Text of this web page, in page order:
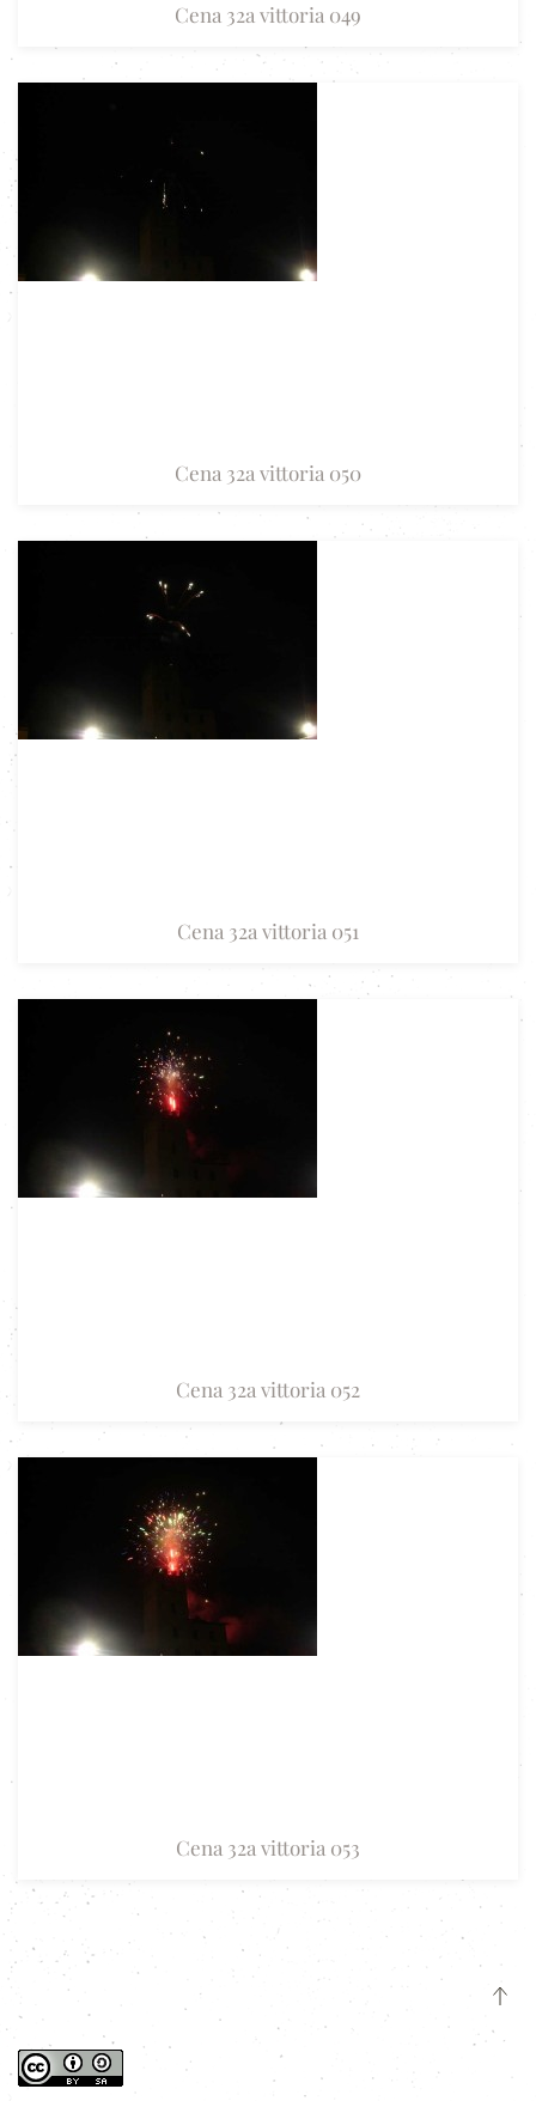
Cena 32a vittoria 049
Cena 32a vittoria 050
Cena 32a vittoria 051
Cena 32a vittoria 052
Cena 32a vittoria 053